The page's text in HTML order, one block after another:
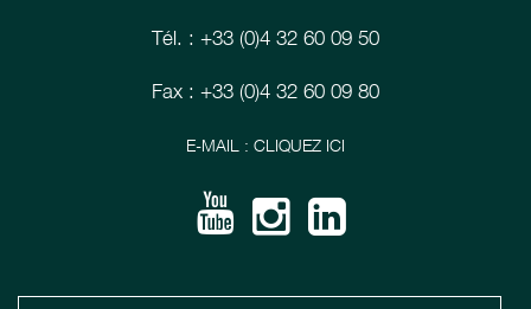
Tél. : +33 (0)4 32 60 09 50
Fax : +33 (0)4 32 60 09 80
E-MAIL : CLIQUEZ ICI